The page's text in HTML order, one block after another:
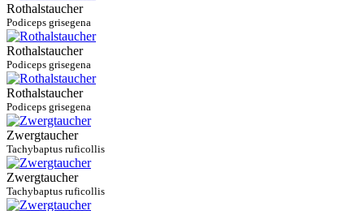
Rothalstaucher
Podiceps grisegena
Rothalstaucher
Podiceps grisegena
Rothalstaucher
Podiceps grisegena
Zwergtaucher
Tachybaptus ruficollis
Zwergtaucher
Tachybaptus ruficollis